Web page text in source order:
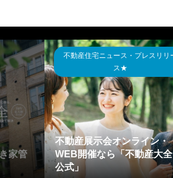
家管
不動産住宅ニュース・プレスリリ
ス★
不動産展示会オンライン・
WEB開催なら「不動産大全
公式」